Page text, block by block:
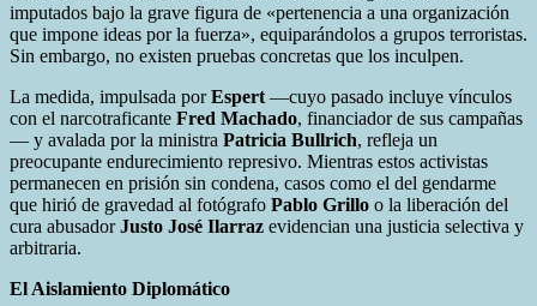
imputados bajo la grave figura de «pertenencia a una organización
que impone ideas por la fuerza», equiparándolos a grupos terroristas.
Sin embargo, no existen pruebas concretas que los inculpen.
La medida, impulsada porEspert —cuyo pasado incluye vínculos
con el narcotraficante Fred Machado, financiador de sus campañas
— y avalada por la ministra Patricia Bullrich, refleja un
preocupante endurecimiento represivo. Mientras estos activistas
permanecen en prisión sin condena, casos como el del gendarme
que hirió de gravedad al fotógrafo Pablo Grillo o la liberación del
cura abusadorJusto José Ilarraz evidencian una justicia selectiva y
arbitraria.
El Aislamiento Diplomático